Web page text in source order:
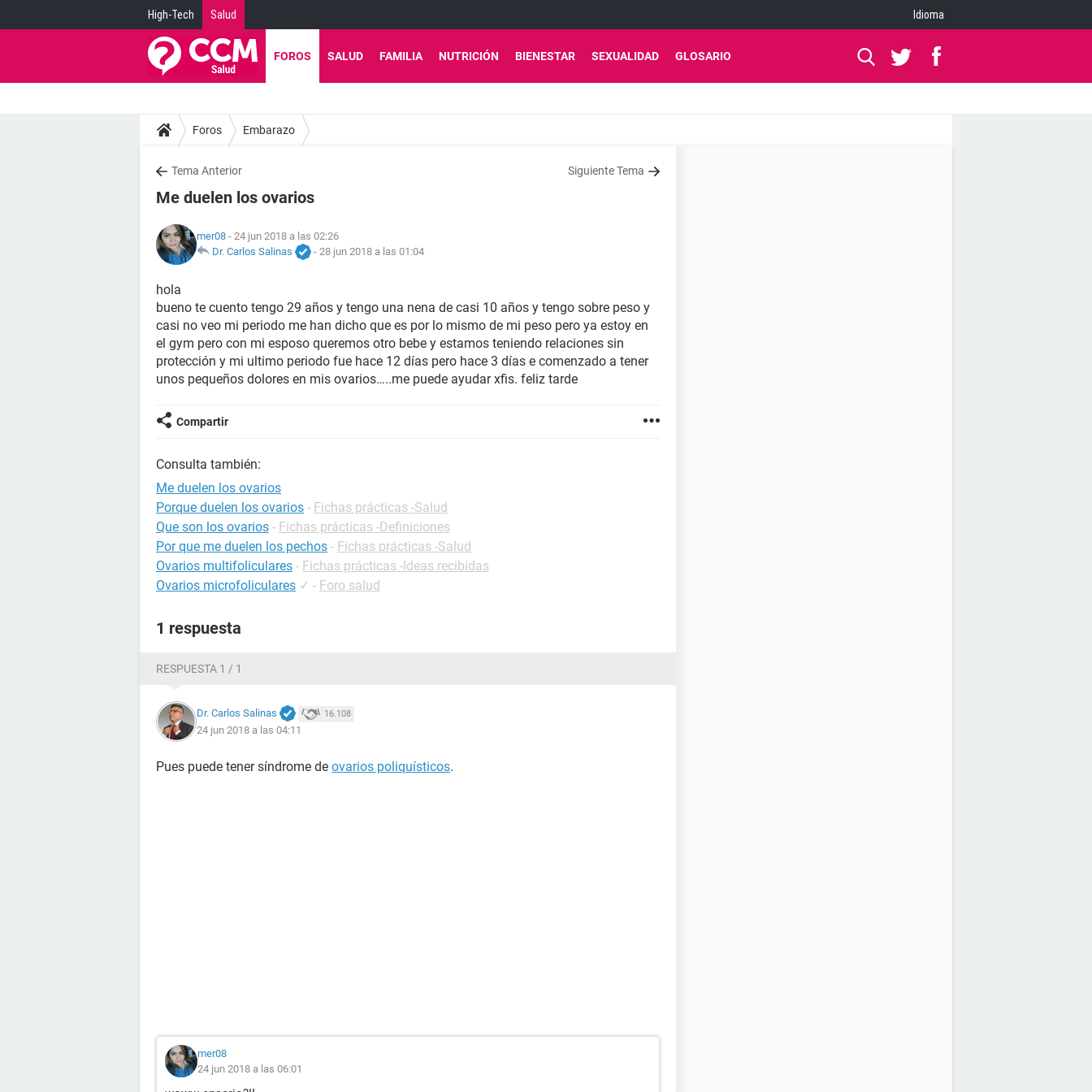
High-Tech Salud Idioma
FOROS SALUD FAMILIA NUTRICIÓN BIENESTAR SEXUALIDAD GLOSARIO
Foros Embarazo
Tema Anterior Siguiente Tema
Me duelen los ovarios
mer08 - 24 jun 2018 a las 02:26
Dr. Carlos Salinas
- 28 jun 2018 a las 01:04
hola
bueno te cuento tengo 29 años y tengo una nena de casi 10 años y tengo sobre peso y
casi no veo mi periodo me han dicho que es por lo mismo de mi peso pero ya estoy en
el gym pero con mi esposo queremos otro bebe y estamos teniendo relaciones sin
protección y mi ultimo periodo fue hace 12 días pero hace 3 días e comenzado a tener
unos pequeños dolores en mis ovarios…..me puede ayudar xfis. feliz tarde
Compartir
Consulta también:
Me duelen los ovarios
Porque duelen los ovarios - Fichas prácticas -Salud
Que son los ovarios - Fichas prácticas -Definiciones
Por que me duelen los pechos - Fichas prácticas -Salud
Ovarios multifoliculares - Fichas prácticas -Ideas recibidas
Ovarios microfoliculares ✓ - Foro salud
1 respuesta
RESPUESTA 1 / 1
Dr. Carlos Salinas 16.108
24 jun 2018 a las 04:11
Pues puede tener síndrome de ovarios poliquísticos.
mer08
24 jun 2018 a las 06:01